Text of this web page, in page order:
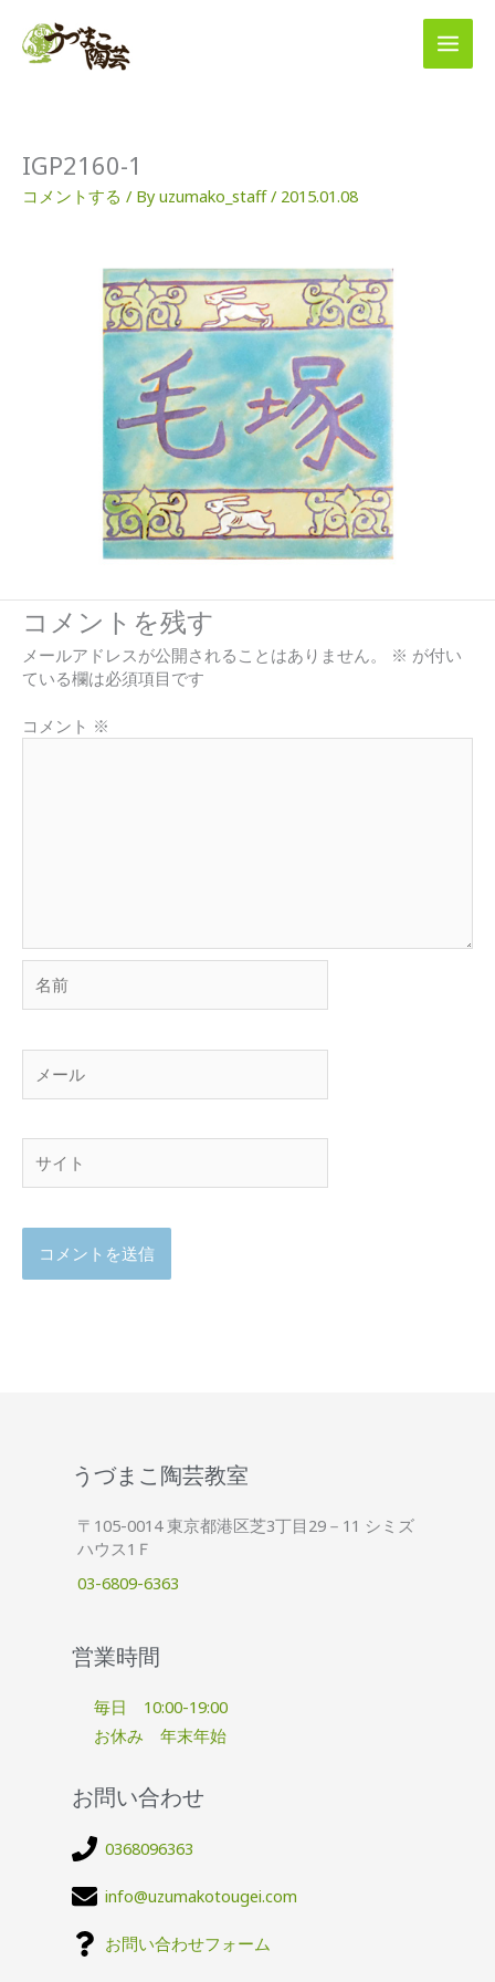
IGP2160-1
コメントする / Byuzumako_staff/ 2015.01.08
コメントを残す
メールアドレスが公開されることはありません。 ※ が付い
ている欄は必須項目です
コメント ※
前
ー
ル
ト
うづまこ陶芸教室
〒105-0014 東京都港区芝3丁目29－11 シミズ
ハウス1Ｆ
03-6809-6363
営業時間
毎日 10:00-19:00
お休み 年末年始
お問い合わせ
0368096363
info@uzumakotougei.com
お問い合わせフォーム